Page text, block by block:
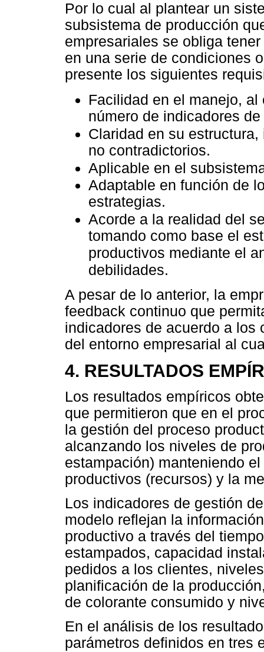
Por lo cual al plantear un
subsistema de producción
empresariales se obliga
en una serie de condiciones
presente los siguientes
Facilidad en el manejo,
número de indicadores
Claridad en su
no contradictorios.
Aplicable en el
Adaptable en función de
estrategias.
Acorde a la realidad del
tomando como base el
productivos mediante el
debilidades.
A pesar de lo anterior, la
feedback continuo que
indicadores de acuerdo a los
del entorno empresarial al
4. RESULTADOS
Los resultados empíricos
que permitieron que en el
la gestión del proceso
alcanzando los niveles de
estampación) manteniendo
productivos (recursos) y la
Los indicadores de gestión
modelo reflejan la
productivo a través del
estampados, capacidad
pedidos a los clientes,
planificación de la
de colorante consumido y
En el análisis de los
parámetros definidos en tres